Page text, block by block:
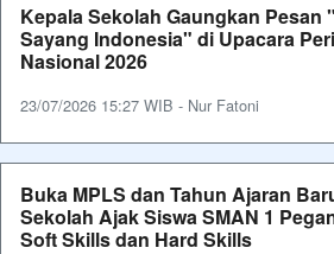
Kepala Sekolah Gaungkan Pesan
Sayang Indonesia" di Upacara
Nasional 2026
23/07/2026 15:27 WIB - Nur Fatoni
Buka MPLS dan Tahun Ajaran
Sekolah Ajak Siswa SMAN 1
Soft Skills dan Hard Skills